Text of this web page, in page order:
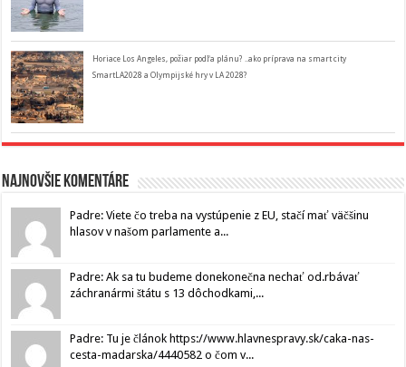
Horiace Los Angeles, požiar podľa plánu? ..ako príprava na smart city
SmartLA2028 a Olympijské hry v LA 2028?
Najnovšie komentáre
Padre: Viete čo treba na vystúpenie z EU, stačí mať väčšinu
hlasov v našom parlamente a...
Padre: Ak sa tu budeme donekonečna nechať od.rbávať
záchranármi štátu s 13 dôchodkami,...
Padre: Tu je článok https://www.hlavnespravy.sk/caka-nas-
cesta-madarska/4440582 o čom v...